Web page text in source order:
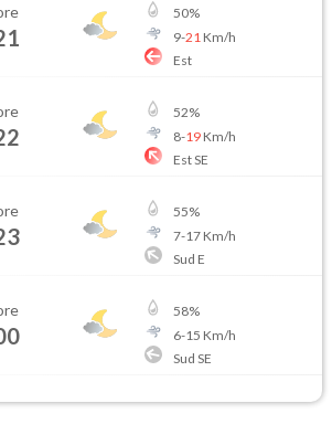
50%
9-21 Km/h
Est
52%
8-19Km/h
Est SE
55%
7-17Km/h
Sud E
58%
6-15 Km/h
Sud SE